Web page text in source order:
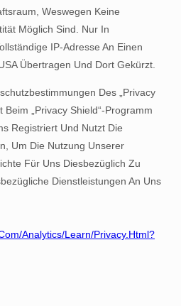
Weswegen Keine
Möglich Sind. Nur In
IP-Adresse An Einen
Übertragen Und Dort Gekürzt.
Des „Privacy
Beim „Privacy Shield“-Programm
Registriert Und Nutzt Die
Um Die Nutzung Unserer
Für Uns Diesbezüglich Zu
Dienstleistungen An Uns
analytics/learn/privacy.html?